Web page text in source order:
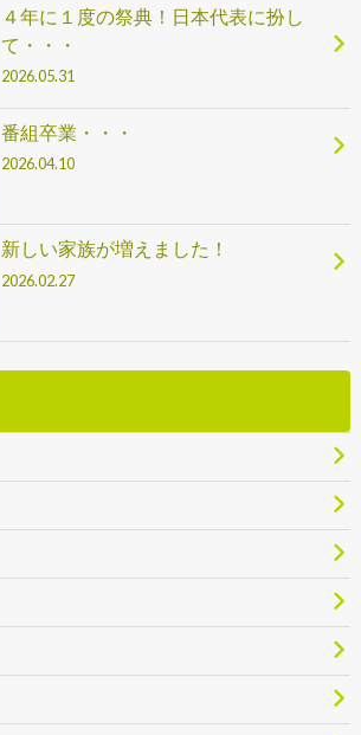
４年に１度の祭典！日本代表に扮し
て・・・
2026.05.31
番組卒業・・・
2026.04.10
新しい家族が増えました！
2026.02.27